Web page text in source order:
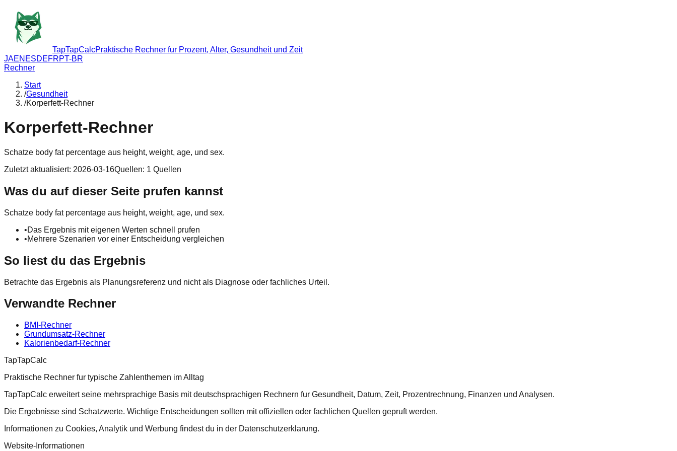
TapTapCalcPraktische Rechner fur Prozent, Alter, Gesundheit und Zeit
JAEN ESDEFRPT-BR
Rechner
Start
/Gesundheit
/Korperfett-Rechner
Korperfett-Rechner
Schatze body fat percentage aus height, weight, age, und sex.
Zuletzt aktualisiert: 2026-03-16Quellen: 1 Quellen
Was du auf dieser Seite prufen kannst
Schatze body fat percentage aus height, weight, age, und sex.
•Das Ergebnis mit eigenen Werten schnell prufen
•Mehrere Szenarien vor einer Entscheidung vergleichen
So liest du das Ergebnis
Betrachte das Ergebnis als Planungsreferenz und nicht als Diagnose oder fachliches Urteil.
Verwandte Rechner
BMI-Rechner
Grundumsatz-Rechner
Kalorienbedarf-Rechner
TapTapCalc
Praktische Rechner fur typische Zahlenthemen im Alltag
TapTapCalc erweitert seine mehrsprachige Basis mit deutschsprachigen Rechnern fur Gesundheit, Datum, Zeit, Prozentrechnung, Finanzen und Analysen.
Die Ergebnisse sind Schatzwerte. Wichtige Entscheidungen sollten mit offiziellen oder fachlichen Quellen gepruft werden.
Informationen zu Cookies, Analytik und Werbung findest du in der Datenschutzerklarung.
Website-Informationen